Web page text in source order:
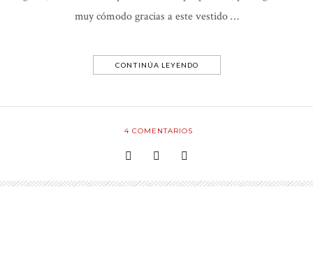
muy cómodo gracias a este vestido …
CONTINÚA LEYENDO
4COMENTARIOS